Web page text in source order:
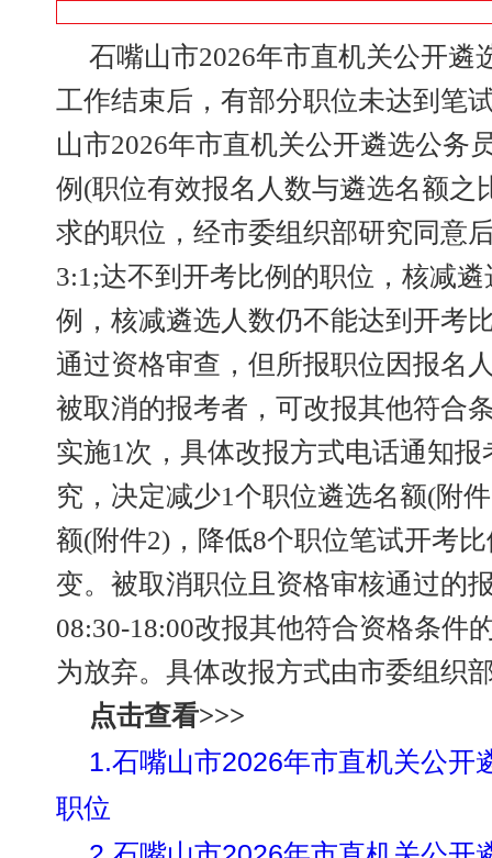
石嘴山市2026年市直机关公开遴
工作结束后，有部分职位未达到笔
山市2026年市直机关公开遴选公务
例(职位有效报名人数与遴选名额之
求的职位，经市委组织部研究同意
3:1;达不到开考比例的职位，核减
例，核减遴选人数仍不能达到开考
通过资格审查，但所报职位因报名
被取消的报考者，可改报其他符合
实施1次，具体改报方式电话通知
究，决定减少1个职位遴选名额(附
额(附件2)，降低8个职位笔试开考
变。被取消职位且资格审核通过的
08:30-18:00改报其他符合资格条件
为放弃。具体改报方式由市委组织
点击查看>>>
1.石嘴山市2026年市直机关公开
职位